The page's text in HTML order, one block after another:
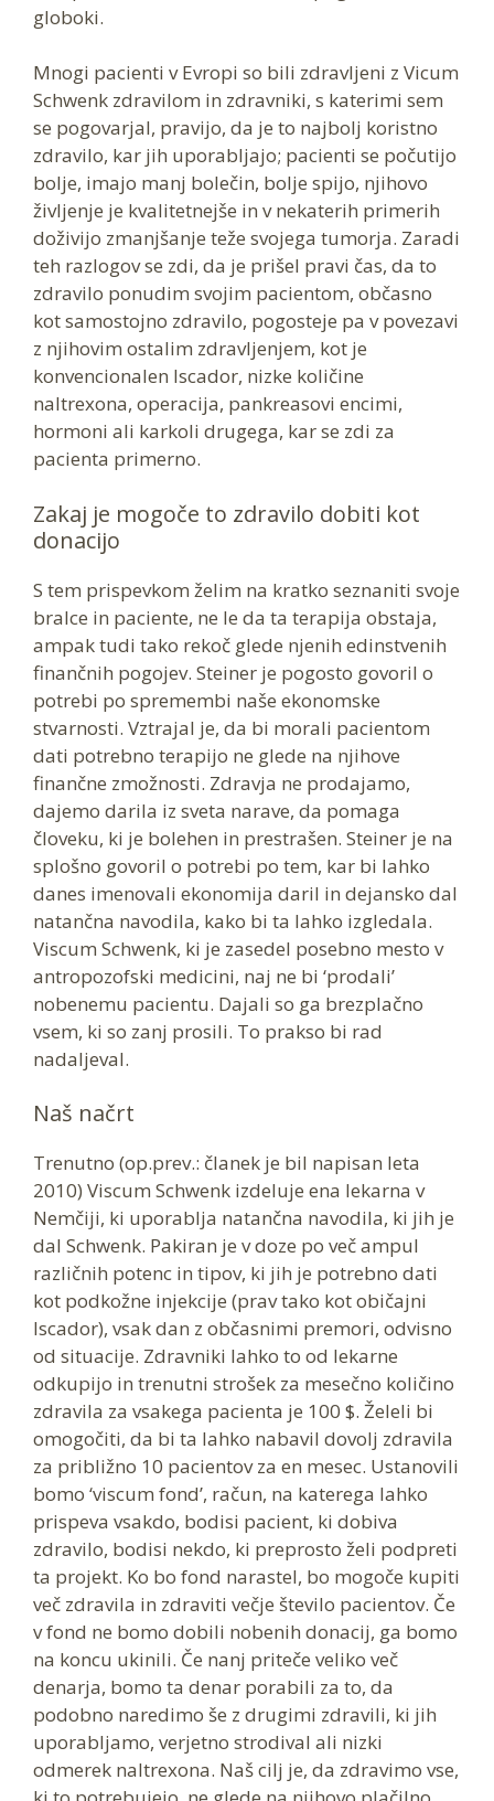
globoki.
Mnogi pacienti v Evropi so bili zdravljeni z Vicum
Schwenk zdravilom in zdravniki, s katerimi sem
se pogovarjal, pravijo, da je to najbolj koristno
zdravilo, kar jih uporabljajo; pacienti se počutijo
bolje, imajo manj bolečin, bolje spijo, njihovo
življenje je kvalitetnejše in v nekaterih primerih
doživijo zmanjšanje teže svojega tumorja. Zaradi
teh razlogov se zdi, da je prišel pravi čas, da to
zdravilo ponudim svojim pacientom, občasno
kot samostojno zdravilo, pogosteje pa v povezavi
z njihovim ostalim zdravljenjem, kot je
konvencionalen Iscador, nizke količine
naltrexona, operacija, pankreasovi encimi,
hormoni ali karkoli drugega, kar se zdi za
pacienta primerno.
Zakaj je mogoče to zdravilo dobiti kot
donacijo
S tem prispevkom želim na kratko seznaniti svoje
bralce in paciente, ne le da ta terapija obstaja,
ampak tudi tako rekoč glede njenih edinstvenih
finančnih pogojev. Steiner je pogosto govoril o
potrebi po spremembi naše ekonomske
stvarnosti. Vztrajal je, da bi morali pacientom
dati potrebno terapijo ne glede na njihove
finančne zmožnosti. Zdravja ne prodajamo,
dajemo darila iz sveta narave, da pomaga
človeku, ki je bolehen in prestrašen. Steiner je na
splošno govoril o potrebi po tem, kar bi lahko
danes imenovali ekonomija daril in dejansko dal
natančna navodila, kako bi ta lahko izgledala.
Viscum Schwenk, ki je zasedel posebno mesto v
antropozofski medicini, naj ne bi ‘prodali’
nobenemu pacientu. Dajali so ga brezplačno
vsem, ki so zanj prosili. To prakso bi rad
nadaljeval.
Naš načrt
Trenutno (op.prev.: članek je bil napisan leta
2010) Viscum Schwenk izdeluje ena lekarna v
Nemčiji, ki uporablja natančna navodila, ki jih je
dal Schwenk. Pakiran je v doze po več ampul
različnih potenc in tipov, ki jih je potrebno dati
kot podkožne injekcije (prav tako kot običajni
Iscador), vsak dan z občasnimi premori, odvisno
od situacije. Zdravniki lahko to od lekarne
odkupijo in trenutni strošek za mesečno količino
zdravila za vsakega pacienta je 100 $. Želeli bi
omogočiti, da bi ta lahko nabavil dovolj zdravila
za približno 10 pacientov za en mesec. Ustanovili
bomo ‘viscum fond’, račun, na katerega lahko
prispeva vsakdo, bodisi pacient, ki dobiva
zdravilo, bodisi nekdo, ki preprosto želi podpreti
ta projekt. Ko bo fond narastel, bo mogoče kupiti
več zdravila in zdraviti večje število pacientov. Če
v fond ne bomo dobili nobenih donacij, ga bomo
na koncu ukinili. Če nanj priteče veliko več
denarja, bomo ta denar porabili za to, da
podobno naredimo še z drugimi zdravili, ki jih
uporabljamo, verjetno strodival ali nizki
odmerek naltrexona. Naš cilj je, da zdravimo vse,